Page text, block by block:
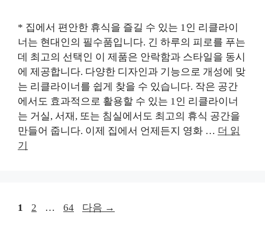
* 집에서 편안한 휴식을 즐길 수 있는 1인 리클라이
너는 현대인의 필수품입니다. 긴 하루의 피로를 푸는
데 최고의 선택인 이 제품은 안락함과 스타일을 동시
에 제공합니다. 다양한 디자인과 기능으로 개성에 맞
는 리클라이너를 쉽게 찾을 수 있습니다. 작은 공간
에서도 효과적으로 활용할 수 있는 1인 리클라이너
는 거실, 서재, 또는 침실에서도 최고의 휴식 공간을
만들어 줍니다. 이제 집에서 언제든지 영화 … 더 읽
기
페
1
페
2 …
페
64 다음 →